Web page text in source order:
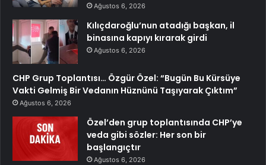
Ağustos 6, 2026
Kılıçdaroğlu’nun atadığı başkan, il
binasına kapıyı kırarak girdi
Ağustos 6, 2026
CHP Grup Toplantısı… Özgür Özel: “Bugün Bu Kürsüye
Vakti Gelmiş Bir Vedanın Hüznünü Taşıyarak Çıktım”
Ağustos 6, 2026
Özel’den grup toplantısında CHP’ye
veda gibi sözler: Her son bir
başlangıçtır
Ağustos 6, 2026